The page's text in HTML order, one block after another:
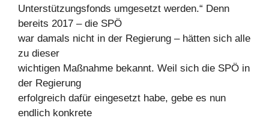
Unterstützungsfonds umgesetzt werden.“ Denn
bereits 2017 – die SPÖ
war damals nicht in der Regierung – hätten sich alle
zu dieser
wichtigen Maßnahme bekannt. Weil sich die SPÖ in
der Regierung
erfolgreich dafür eingesetzt habe, gebe es nun
endlich konkrete